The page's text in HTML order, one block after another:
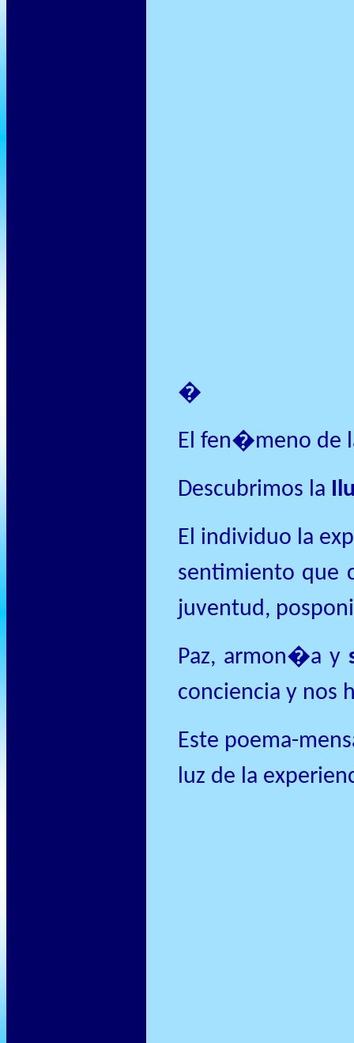
�
El fen�meno de
Descubrimos la
El individuo la
sentimiento que
juventud,
Paz, armon�a y
conciencia y nos
Este poema-
luz de la